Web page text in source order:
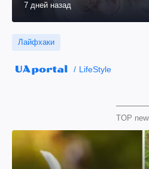
7 дней назад
Лайфхаки
LifeStyle
TOP